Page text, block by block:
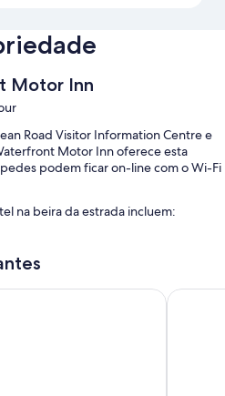
Motor Inn
Road Visitor Information Centre e
Motor Inn oferece esta
podem ficar on-line com o Wi-Fi
na beira da estrada incluem:
e assistência com
para bagagem e serviços
Coastal